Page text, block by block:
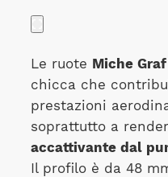
Le ruote Miche
chicca che
prestazioni
soprattutto a
accattivante dal
Il profilo è da 48